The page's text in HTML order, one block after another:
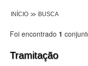
Lei de Acesso à
Dados
INÍCIO BUSCA
Foi encontrado 1
Tramitação